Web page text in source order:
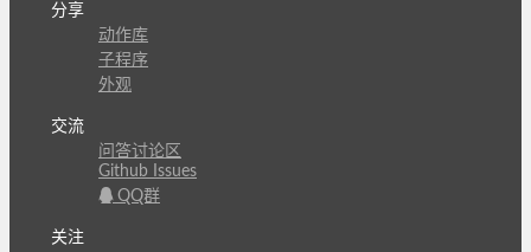
分享
动作库
子程序
外观
交流
问答讨论区
Github Issues
QQ群
关注